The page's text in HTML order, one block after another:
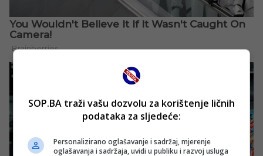
SOP.BA traži vašu dozvolu za korištenje ličnih
podataka za sljedeće:
Personalizirano oglašavanje i sadržaj, mjerenje
oglašavanja i sadržaja, uvidi u publiku i razvoj usluga